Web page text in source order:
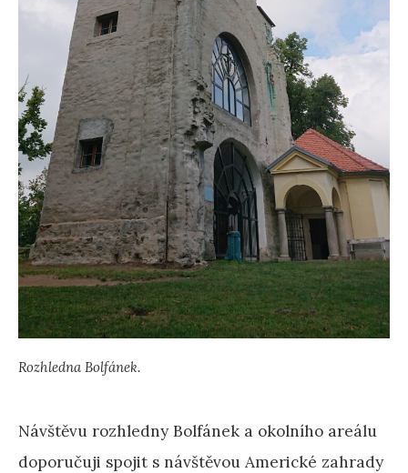
Rozhledna Bolfánek.
Návštěvu rozhledny Bolfánek a okolního areálu
doporučuji spojit s návštěvou Americké zahrady